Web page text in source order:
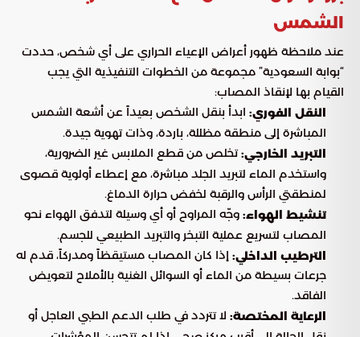
الشمس
عند ملاحظة ظهور أعراض الإعياء الحراري على أي شخص، حددت
“بوابة السعودية” مجموعة من الخطوات التنفيذية التي يجب
القيام بها لإنقاذ المصاب:
النقل الفوري: ابدأ بنقل الشخص بعيداً عن أشعة الشمس
المباشرة إلى منطقة مظللة، باردة، وذات تهوية جيدة.
التبريد الخارجي:تخلص من قطع الملابس غير الضرورية،
واستخدم الماء لتبريد الجلد مباشرة، مع إعطاء أولوية قصوى
لمنطقتي الرأس والرقبة لخفض حرارة الدماغ.
تنشيط الهواء: وجّه المراوح أو أي وسيلة لتدفق الهواء نحو
المصاب لتسريع عملية التبخر والتبريد الطبيعي للجسم.
الترطيب الداخلي: إذا كان المصاب مستيقظاً ومدركاً، قدم له
جرعات بسيطة من الماء أو السوائل الغنية بالأملاح لتعويض
الفاقد.
الرعاية المختصة: لا تتردد في طلب الدعم الطبي العاجل أو